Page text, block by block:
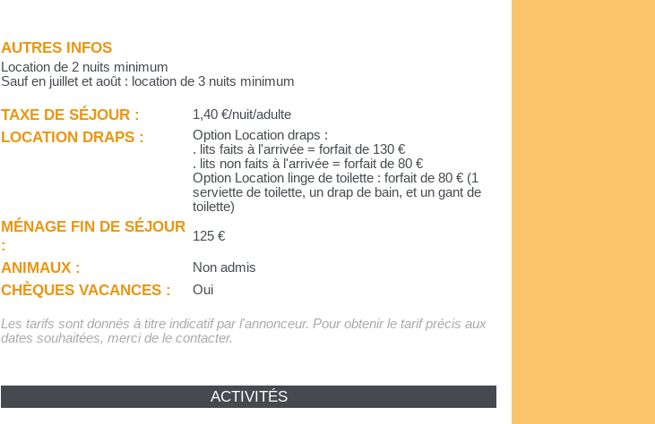
AUTRES INFOS
Location de 2 nuits minimum
Sauf en juillet et août : location de 3 nuits minimum
TAXE DE SÉJOUR : 1,40 €/nuit/adulte
LOCATION DRAPS :
Option Location draps :
. lits faits à l'arrivée = forfait de 130 €
. lits non faits à l'arrivée = forfait de 80 €
Option Location linge de toilette : forfait de 80 € (1
serviette de toilette, un drap de bain, et un gant de
toilette)
MÉNAGE FIN DE SÉJOUR
:
125 €
ANIMAUX : Non admis
CHÈQUES VACANCES : Oui
Les tarifs sont donnés à titre indicatif par l'annonceur. Pour obtenir le tarif précis aux
dates souhaitées, merci de le contacter.
ACTIVITÉS